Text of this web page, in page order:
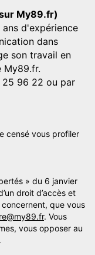
My89.fr)
d'expérience
dans
son travail en
My89.fr.
25 96 22 ou par
censé vous profiler
» du 6 janvier
droit d’accès et
que vous
. Vous
vous opposer au